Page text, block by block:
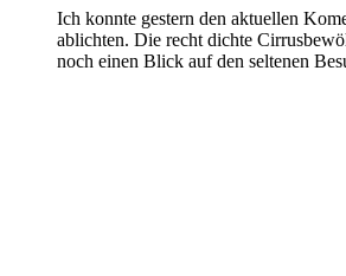
Ich konnte gestern den aktuellen
ablichten. Die recht dichte
noch einen Blick auf den seltenen